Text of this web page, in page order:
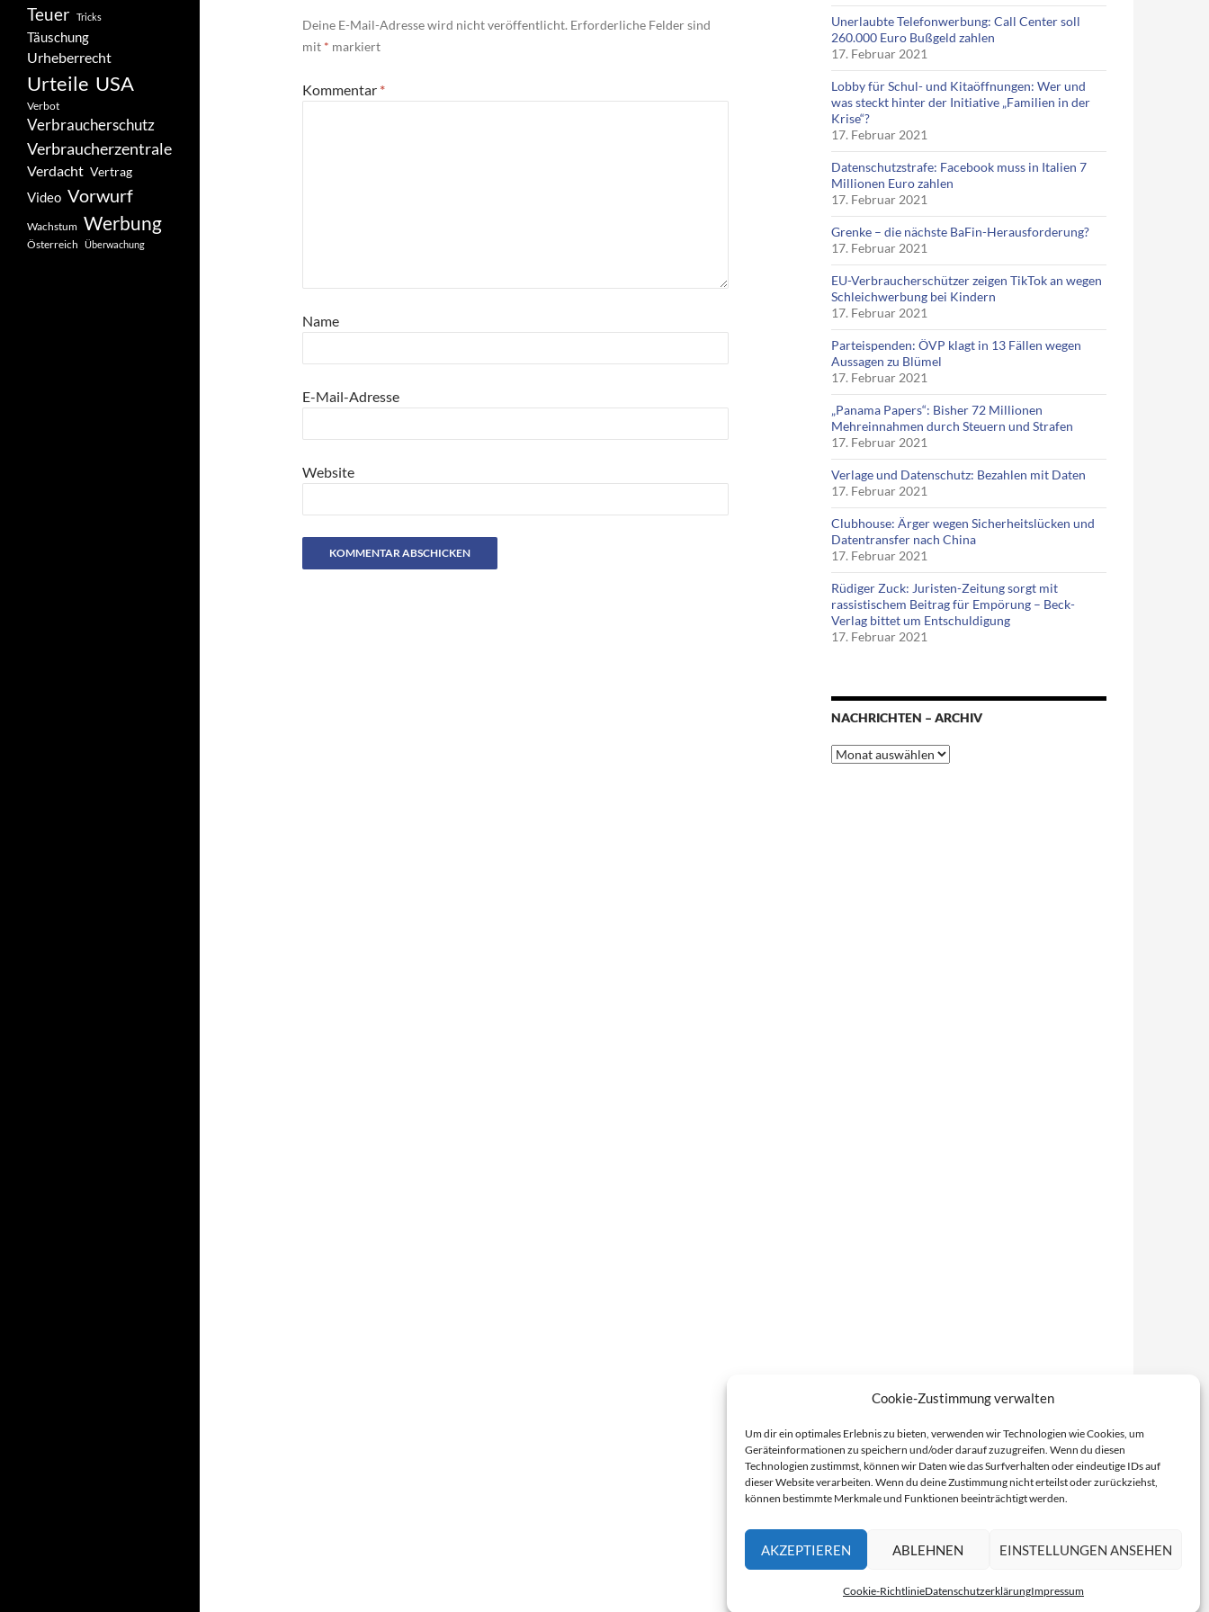
Cookie-Zustimmung verwalten
Um dir ein optimales Erlebnis zu bieten, verwenden wir Technologien wie Cookies, um
Geräteinformationen zu speichern und/oder darauf zuzugreifen. Wenn du diesen
Technologien zustimmst, können wir Daten wie das Surfverhalten oder eindeutige IDs auf
dieser Website verarbeiten. Wenn du deine Zustimmung nicht erteilst oder zurückziehst,
können bestimmte Merkmale und Funktionen beeinträchtigt werden.
AKZEPTIEREN ABLEHNEN EINSTELLUNGEN ANSEHEN
Cookie-RichtlinieDatenschutzerklärungImpressum
Deine E-Mail-Adresse wird nicht veröffentlicht. Erforderliche Felder sind
mit * markiert
Kommentar *
Name
E-Mail-Adresse
Website
Unerlaubte Telefonwerbung: Call Center soll
260.000 Euro Bußgeld zahlen
17. Februar 2021
Lobby für Schul- und Kitaöffnungen: Wer und
was steckt hinter der Initiative „Familien in der
Krise“?
17. Februar 2021
Datenschutzstrafe: Facebook muss in Italien 7
Millionen Euro zahlen
17. Februar 2021
Grenke – die nächste BaFin-Herausforderung?
17. Februar 2021
EU-Verbraucherschützer zeigen TikTok an wegen
Schleichwerbung bei Kindern
17. Februar 2021
Parteispenden: ÖVP klagt in 13 Fällen wegen
Aussagen zu Blümel
17. Februar 2021
„Panama Papers“: Bisher 72 Millionen
Mehreinnahmen durch Steuern und Strafen
17. Februar 2021
Verlage und Datenschutz: Bezahlen mit Daten
17. Februar 2021
Clubhouse: Ärger wegen Sicherheitslücken und
Datentransfer nach China
17. Februar 2021
Rüdiger Zuck: Juristen-Zeitung sorgt mit
rassistischem Beitrag für Empörung – Beck-
Verlag bittet um Entschuldigung
17. Februar 2021
NACHRICHTEN – ARCHIV
Nachrichten
–
Teuer Tricks
Täuschung
Urheberrecht
Urteile USA
Verbot
Verbraucherschutz
Verbraucherzentrale
Verdacht Vertrag
Video Vorwurf
Wachstum Werbung
Österreich Überwachung